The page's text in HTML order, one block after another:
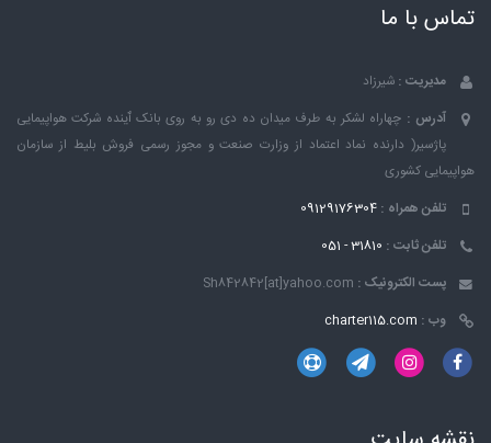
تماس با ما
مدیریت : شیرزاد
آدرس : چهاراه لشکر به طرف میدان ده دی رو به روی بانک ٱینده شرکت هواپیمایی
پاژسیر( دارنده نماد اعتماد از وزارت صنعت و مجوز رسمی فروش بلیط از سازمان
هواپیمایی کشوری
تلفن همراه : 09129176304
تلفن ثابت : 31810 - 051
پست الکترونیک : Sh842842[at]yahoo.com
وب : charter115.com